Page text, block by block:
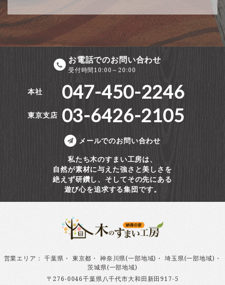
お電話でのお問い合わせ
受付時間10:00～20:00
本社 047-450-2246
東京支店 03-6426-2105
メールでのお問い合わせ
私たち木のすまい工房は、
自然が素材に与えた強さと美しさを
絶えず研鑽し、そしてその先にある
遊び心を追求する集団です。
営業エリア ：千葉県 ・ 東京都 ・ 神奈川県(一部地域) ・ 埼玉県(一部地域) ・
茨城県(一部地域)
〒276-0046千葉県八千代市大和田新田917-5